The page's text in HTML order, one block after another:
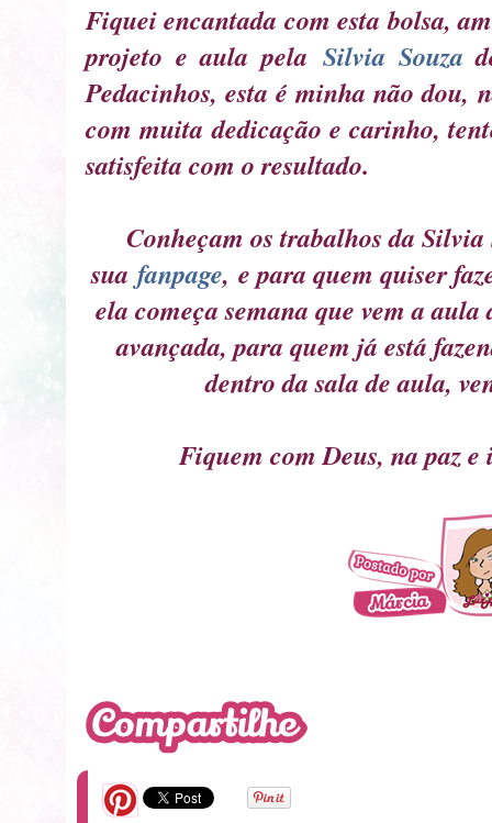
Fiquei encantada com esta bolsa,
projeto e aula pela Silvia Souza
Pedacinhos, esta é minha não dou,
com muita dedicação e carinho,
satisfeita com o resultado.
Conheçam os trabalhos da
sua fanpage, e para quem quiser
ela começa semana que vem a
avançada, para quem já está
dentro da sala de aula,
Fiquem com Deus, na paz